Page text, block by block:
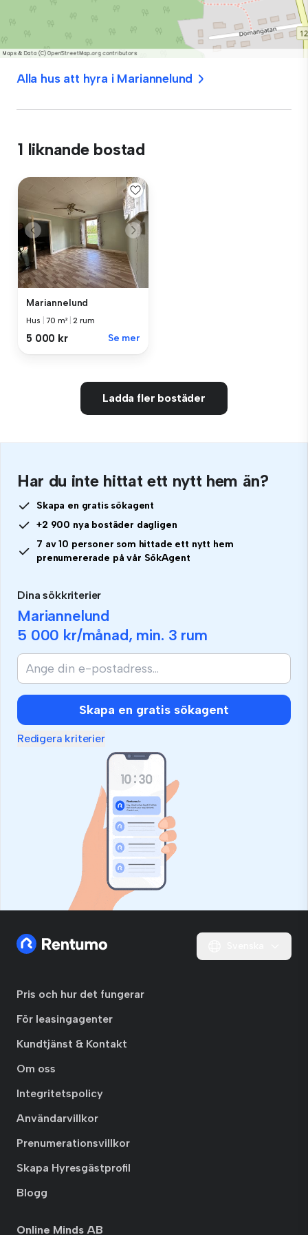
Alla hus att hyra i Mariannelund
1 liknande bostad
Mariannelund
Hus |70 m² |2 rum
5 000 kr Se mer
Ladda fler bostäder
Har du inte hittat ett nytt hem än?
Skapa en gratis sökagent
+2 900 nya bostäder dagligen
7 av 10 personer som hittade ett nytt hem
prenumererade på vår SökAgent
Dina sökkriterier
Mariannelund
5 000 kr/månad, min. 3 rum
Skapa en gratis sökagent
Redigera kriterier
Pris och hur det fungerar
För leasingagenter
Kundtjänst & Kontakt
Om oss
Integritetspolicy
Användarvillkor
Prenumerationsvillkor
Skapa Hyresgästprofil
Blogg
Online Minds AB